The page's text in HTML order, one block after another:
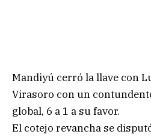
Mandiyú cerró la llave con
Virasoro con un
global, 6 a 1 a su favor.
El cotejo revancha se